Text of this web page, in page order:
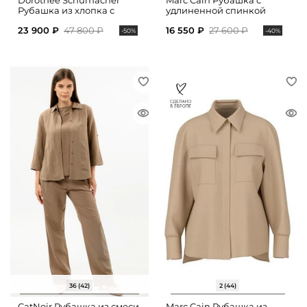
Рубашка из хлопка с
23 900 ₽ 47 800 ₽ -50%
удлиненной спинкой
16 550 ₽ 27 600 ₽ -40%
36 (42) 2 (44)